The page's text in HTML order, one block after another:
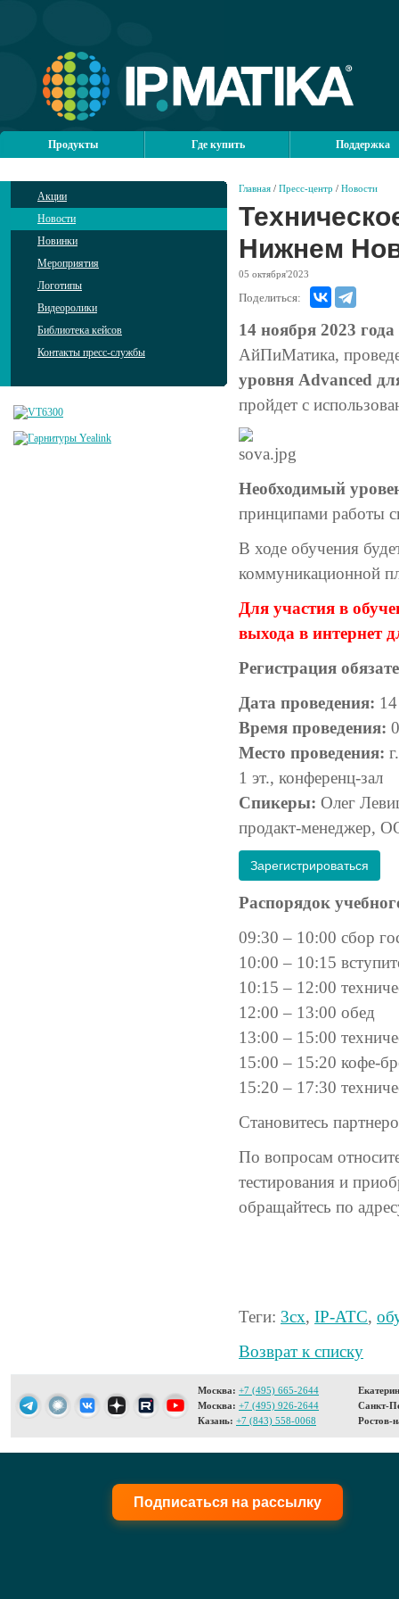
Продукты Где купить Поддержка
Акции
Новости
Новинки
Мероприятия
Логотипы
Видеоролики
Библиотека кейсов
Контакты пресс-службы
Главная / Пресс-центр / Новости
Нижнем
05 октября'2023
Поделиться:
14 ноября 2023 года
АйПиМатика,
уровня Advanced
пройдет с
Необходимый
принципами работы
В ходе обучения
коммуникационной
Для участия в
выхода в интернет
Регистрация
Дата проведения:
Время проведения:
Место проведения:
1 эт., конференц-зал
Спикеры: Олег
продакт-менеджер,
Зарегистрироваться
Распорядок
09:30 – 10:00 сбор
10:00 – 10:15
10:15 – 12:00
12:00 – 13:00 обед
13:00 – 15:00
15:00 – 15:20 кофе-
15:20 – 17:30
Становитесь
По вопросам
тестирования и
обращайтесь по
Теги: 3cx, IP-АТС,
Возврат к списку
Москва: +7 (495) 665-2644
Москва: +7 (495) 926-2644
Казань: +7 (843) 558-0068
Санкт-
Ростов-
Подписаться на рассылку